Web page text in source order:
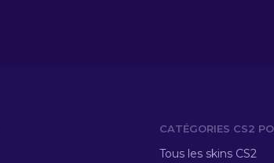
CATÉGORIES CS2
Tous les skins CS2